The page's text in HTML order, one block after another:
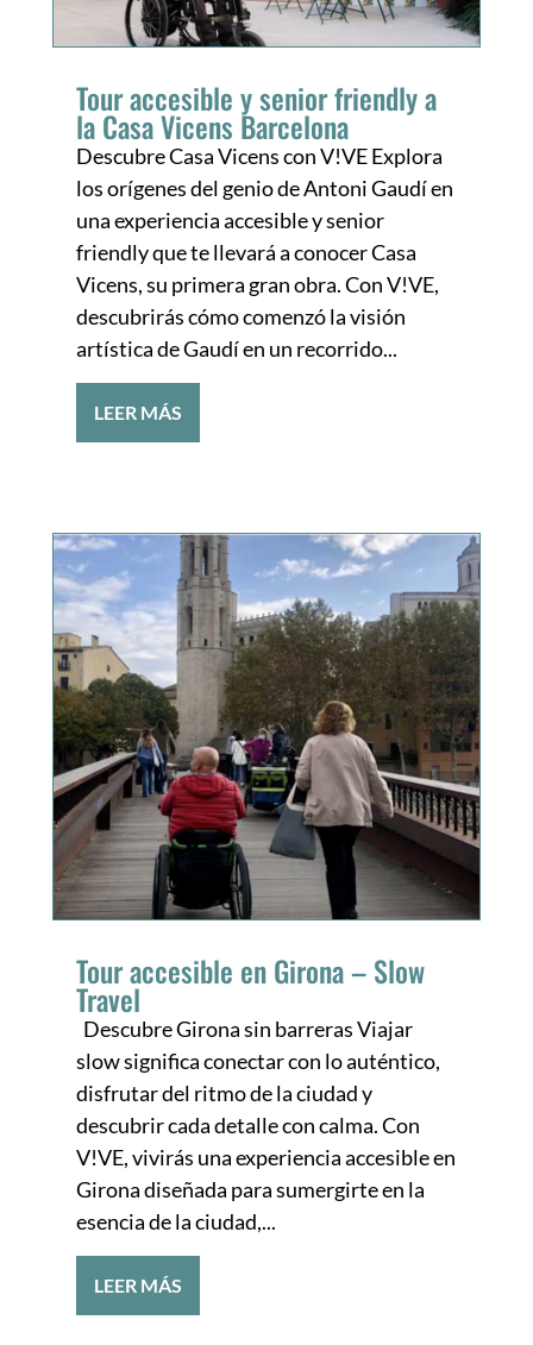
Tour accesible y senior friendly a
la Casa Vicens Barcelona
Descubre Casa Vicens con V!VE Explora
los orígenes del genio de Antoni Gaudí en
una experiencia accesible y senior
friendly que te llevará a conocer Casa
Vicens, su primera gran obra. Con V!VE,
descubrirás cómo comenzó la visión
artística de Gaudí en un recorrido...
LEER MÁS
Tour accesible en Girona – Slow
Travel
Descubre Girona sin barreras Viajar
slow significa conectar con lo auténtico,
disfrutar del ritmo de la ciudad y
descubrir cada detalle con calma. Con
V!VE, vivirás una experiencia accesible en
Girona diseñada para sumergirte en la
esencia de la ciudad,...
LEER MÁS